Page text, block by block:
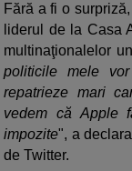
Fără a fi o
liderul de la Casa
multinaţionalelor
politicile mele
repatrieze mari
vedem că Apple
impozite", a
de Twitter.